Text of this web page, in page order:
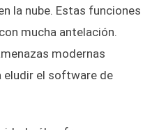
la nube. Estas funciones
mucha antelación.
modernas
eludir el software de